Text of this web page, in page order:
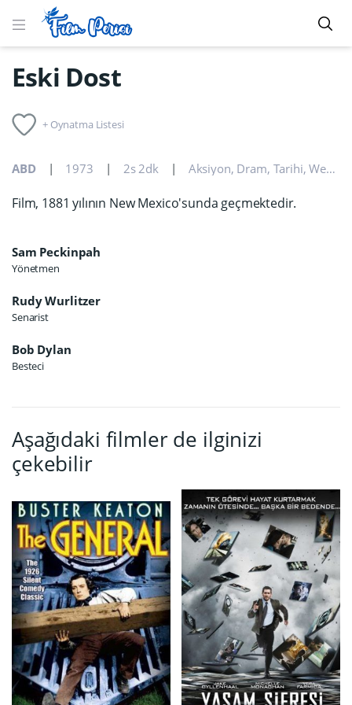
Eski Dost
+ Oynatma Listesi
ABD 1973 2s 2dk Aksiyon, Dram, Tarihi,Western
Film, 1881 yılının New Mexico'sunda geçmektedir.
Sam Peckinpah
Yönetmen
Rudy Wurlitzer
Senarist
Bob Dylan
Besteci
Aşağıdaki filmler de ilginizi
çekebilir